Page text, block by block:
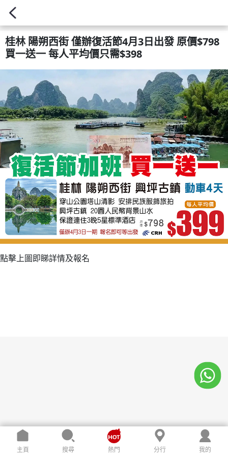
桂林 陽朔西街 僅辦復活節4月3日出發 原價$798
買一送一 每人平均價只需$398
點擊上圖即睇詳情及報名
主頁 搜尋 熱門 分行 我的